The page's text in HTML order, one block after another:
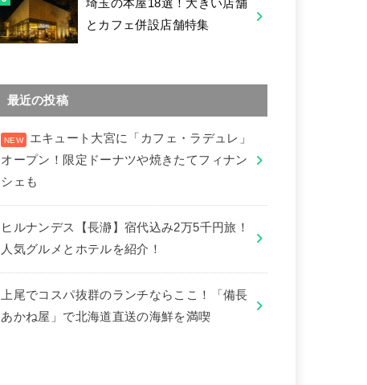
埼玉の本屋18選！大きい店舗
とカフェ併設店舗特集
最近の投稿
エキュート大宮に「カフェ・ラデュレ」
オープン！限定ドーナツや焼きたてフィナン
シェも
ヒルナンデス【長瀞】宿代込み2万5千円旅！
人気グルメとホテルを紹介！
上尾でコスパ抜群のランチならここ！「備長
あかね屋」で北海道直送の海鮮を満喫